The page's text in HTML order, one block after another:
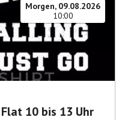
Morgen, 09.08.2026
10:00
🏸SONNTAG Badminton Flat 10 bis 13 Uhr